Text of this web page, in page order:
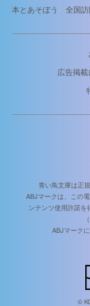
本とあそぼう 全国訪
広告掲
青い鳥文庫は正
ABJマークは、この
ンテンツ使用許諾
ABJマーク
©